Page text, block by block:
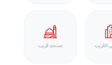
القريب مسجد قريب